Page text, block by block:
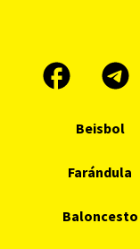
Beisbol
Farándula
Baloncesto